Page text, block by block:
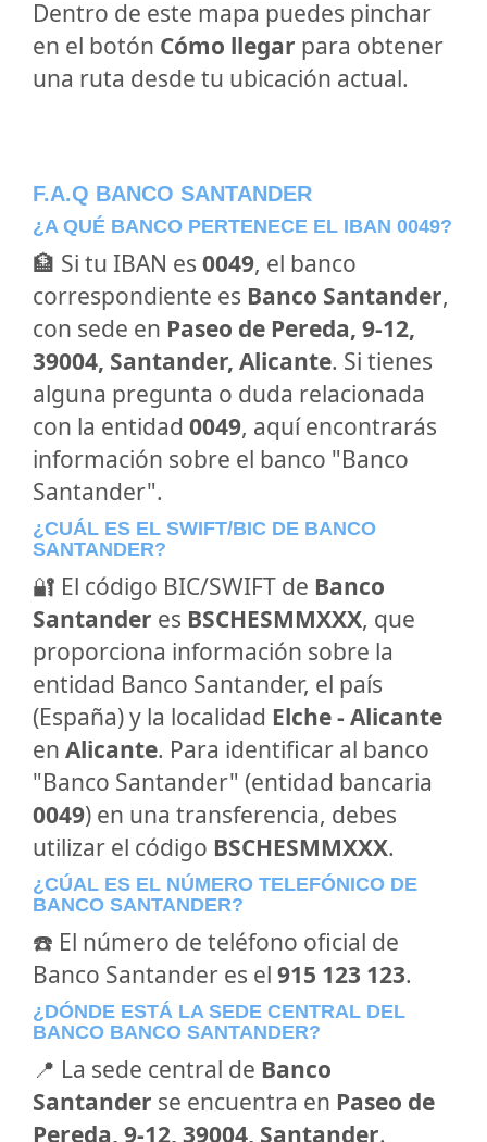
Dentro de este mapa puedes pinchar
en el botón Cómo llegar para obtener
una ruta desde tu ubicación actual.
F.A.Q BANCO SANTANDER
¿A QUÉ BANCO PERTENECE EL IBAN 0049?
🏦 Si tu IBAN es 0049, el banco
correspondiente es Banco Santander,
con sede en Paseo de Pereda, 9-12,
39004, Santander, Alicante. Si tienes
alguna pregunta o duda relacionada
con la entidad 0049, aquí encontrarás
información sobre el banco "Banco
Santander".
¿CUÁL ES EL SWIFT/BIC DE BANCO
SANTANDER?
🔐 El código BIC/SWIFT de Banco
Santander es BSCHESMMXXX, que
proporciona información sobre la
entidad Banco Santander, el país
(España) y la localidad Elche - Alicante
en Alicante. Para identificar al banco
"Banco Santander" (entidad bancaria
0049) en una transferencia, debes
utilizar el código BSCHESMMXXX.
¿CÚAL ES EL NÚMERO TELEFÓNICO DE
BANCO SANTANDER?
☎️ El número de teléfono oficial de
Banco Santander es el 915 123 123.
¿DÓNDE ESTÁ LA SEDE CENTRAL DEL
BANCO BANCO SANTANDER?
📍 La sede central de Banco
Santander se encuentra en Paseo de
Pereda, 9-12, 39004, Santander.